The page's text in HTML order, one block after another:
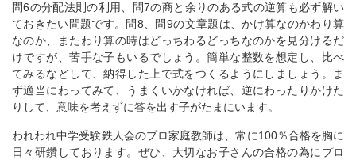
問6の分配法則の利用、問7の商と余りのある式の逆算も必ず解い
ておきたい問題です。問8、問9の文章題は、かけ算なのかわり算
なのか、またわり算の時はどっちわるどっちなのかを見分けるだ
けですが、苦手な子もいるでしょう。簡単な整数を想定し、比べ
てみるなどして、納得した上で式をつくるようにしましょう。ま
ず適当にわってみて、うまくいかなければ、逆にわったりかけた
りして、意味を考えずに答を出す子がたまにいます。
われわれ中学受験鉄人会のプロ家庭教師は、常に100％合格を胸に
日々研鑽しております。ぜひ、大切なお子さんの合格の為にプロ